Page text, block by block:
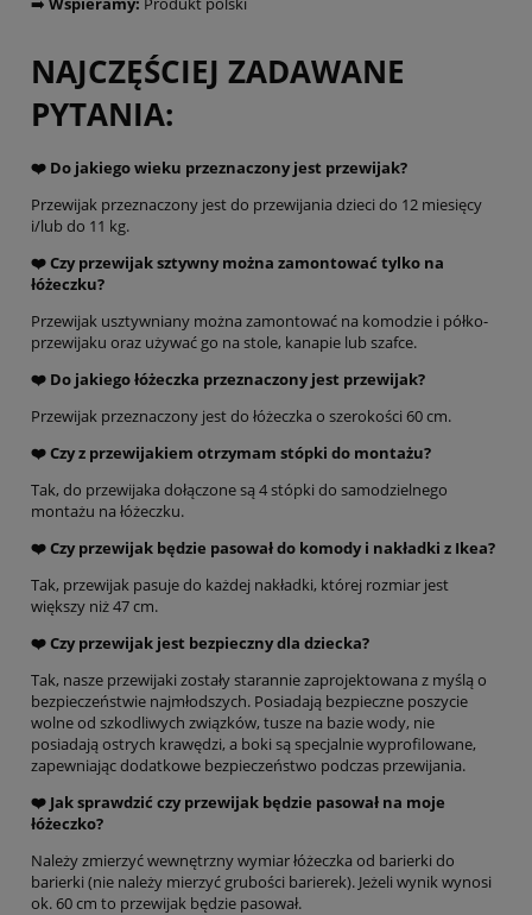
NAJCZĘŚCIEJ ZADAWANE
PYTANIA:
❤️ Do jakiego wieku przeznaczony jest przewijak?
Przewijak przeznaczony jest do przewijania dzieci do 12 miesięcy
i/lub do 11 kg.
❤️Czy przewijak sztywny można zamontować tylko na
łóżeczku?
Przewijak usztywniany można zamontować na komodzie i półko-
przewijaku oraz używać go na stole, kanapie lub szafce.
❤️ Do jakiego łóżeczka przeznaczony jest przewijak?
Przewijak przeznaczony jest do łóżeczka o szerokości 60 cm.
❤️Czy z przewijakiem otrzymam stópki do montażu?
Tak, do przewijaka dołączone są 4 stópki do samodzielnego
montażu na łóżeczku.
❤️Czy przewijak będzie pasował do komody i nakładki z Ikea?
Tak, przewijak pasuje do każdej nakładki, której rozmiar jest
większy niż 47 cm.
❤️ Czy przewijak jest bezpieczny dla dziecka?
Tak, nasze przewijaki zostały starannie zaprojektowana z myślą o
bezpieczeństwie najmłodszych. Posiadają bezpieczne poszycie
wolne od szkodliwych związków, tusze na bazie wody, nie
posiadają ostrych krawędzi, a boki są specjalnie wyprofilowane,
zapewniając dodatkowe bezpieczeństwo podczas przewijania.
❤️ Jak sprawdzić czy przewijak będzie pasował na moje
łóżeczko?
Należy zmierzyć wewnętrzny wymiar łóżeczka od barierki do
barierki (nie należy mierzyć grubości barierek). Jeżeli wynik wynosi
ok. 60 cm to przewijak będzie pasował.